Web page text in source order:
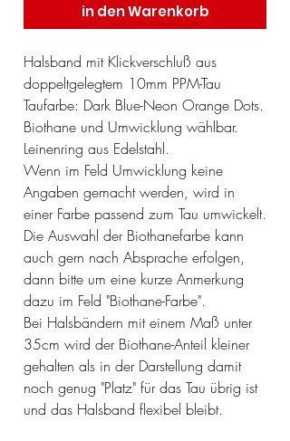
in den Warenkorb
Halsband mit Klickverschluß aus
doppeltgelegtem 10mm PPM-Tau
Taufarbe: Dark Blue-Neon Orange Dots.
Biothane und Umwicklung wählbar.
Leinenring aus Edelstahl.
Wenn im Feld Umwicklung keine
Angaben gemacht werden, wird in
einer Farbe passend zum Tau umwickelt.
Die Auswahl der Biothanefarbe kann
auch gern nach Absprache erfolgen,
dann bitte um eine kurze Anmerkung
dazu im Feld "Biothane-Farbe".
Bei Halsbändern mit einem Maß unter
35cm wird der Biothane-Anteil kleiner
gehalten als in der Darstellung damit
noch genug "Platz" für das Tau übrig ist
und das Halsband flexibel bleibt.